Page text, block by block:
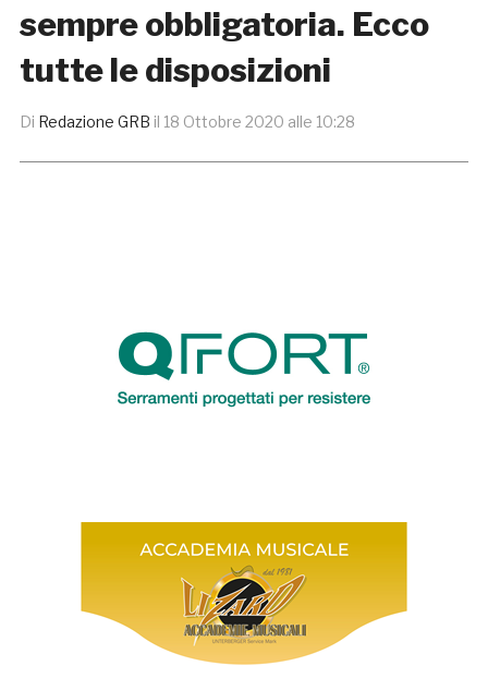
sempre obbligatoria. Ecco
tutte le disposizioni
Di Redazione GRB il 18 Ottobre 2020 alle 10:28